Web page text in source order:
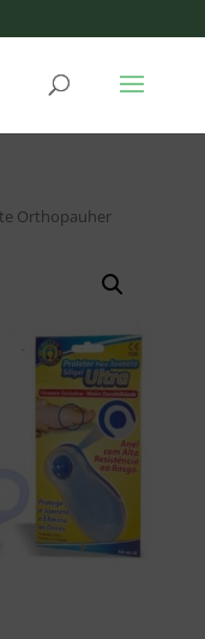
Orthopauher